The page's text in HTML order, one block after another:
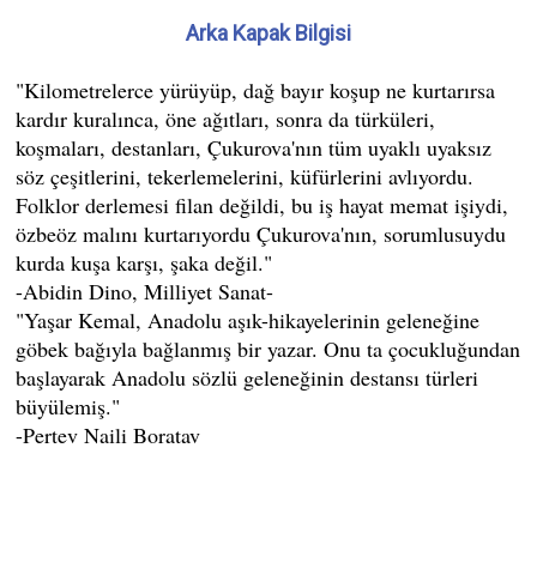
Arka Kapak Bilgisi